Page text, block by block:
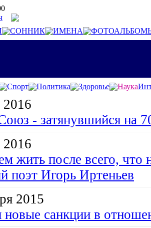
СОННИК ИМЕНА
Спорт Политика Здоровье Наука
2016
- затянувшийся на
2016
жить после всего, что
поэт Игорь Иртеньев
2015
санкции в